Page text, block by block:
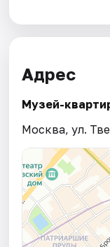
Адрес
Музей-
Москва, ул.